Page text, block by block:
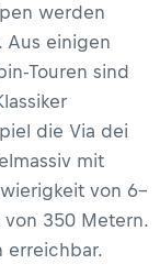
werden
Aus einigen
Touren sind
die Via dei
mit
von 6–
350 Metern.
erreichbar.